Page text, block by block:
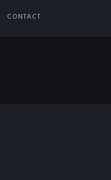
CONTACT